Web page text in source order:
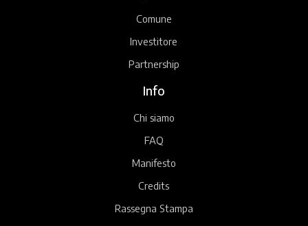
Comune
Investitore
Partnership
Info
Chi siamo
FAQ
Manifesto
Credits
Rassegna Stampa